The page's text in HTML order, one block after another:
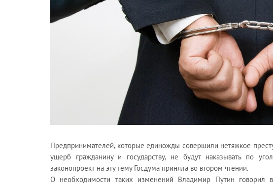
Предпринимателей, которые единожды совершили нетяжкое
ущерб гражданину и государству, не будут наказывать по
законопроект на эту тему Госдума приняла во втором чтении.
О необходимости таких изменений Владимир Путин говорил